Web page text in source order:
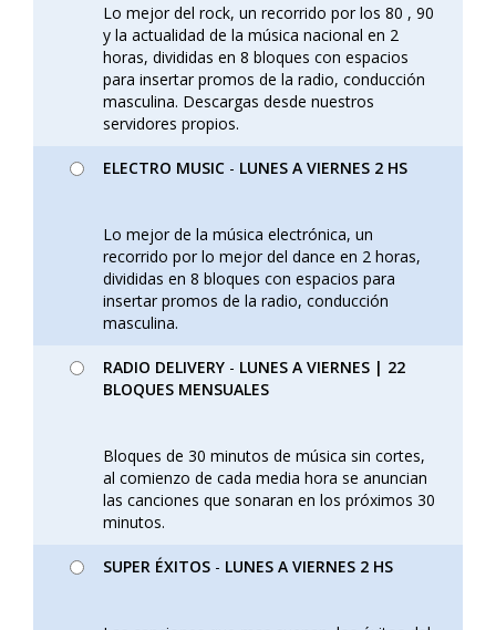
Lo mejor del rock, un recorrido por los 80 , 90
y la actualidad de la música nacional en 2
horas, divididas en 8 bloques con espacios
para insertar promos de la radio, conducción
masculina. Descargas desde nuestros
servidores propios.
ELECTRO MUSIC - LUNES A VIERNES 2 HS
Lo mejor de la música electrónica, un
recorrido por lo mejor del dance en 2 horas,
divididas en 8 bloques con espacios para
insertar promos de la radio, conducción
masculina.
RADIO DELIVERY - LUNES A VIERNES | 22
BLOQUES MENSUALES
Bloques de 30 minutos de música sin cortes,
al comienzo de cada media hora se anuncian
las canciones que sonaran en los próximos 30
minutos.
SUPER ÉXITOS - LUNES A VIERNES 2 HS